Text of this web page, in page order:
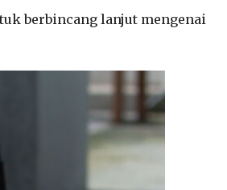
berbincang lanjut mengenai